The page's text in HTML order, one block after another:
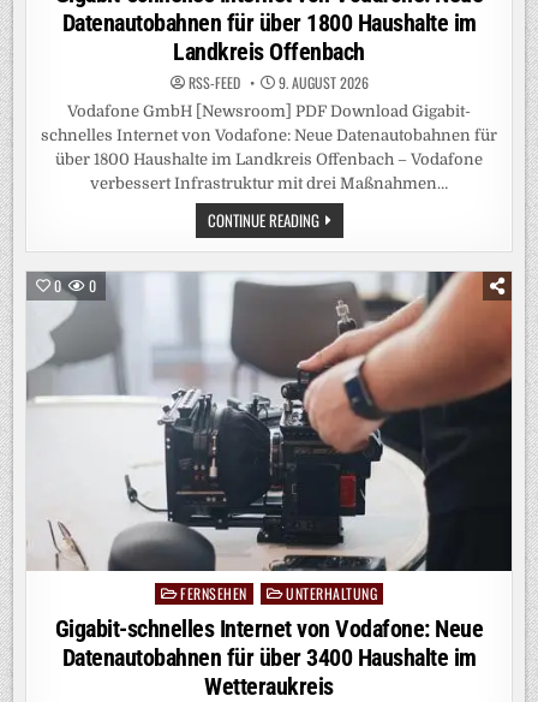
Datenautobahnen für über 1800 Haushalte im
Landkreis Offenbach
RSS-FEED 9. AUGUST 2026
Vodafone GmbH [Newsroom] PDF Download Gigabit-
schnelles Internet von Vodafone: Neue Datenautobahnen für
über 1800 Haushalte im Landkreis Offenbach – Vodafone
verbessert Infrastruktur mit drei Maßnahmen…
CONTINUE READINGGIGABIT-
SCHNELLES
INTERNET
VODAFONE:
NEUE
DATENAUTOBAHNEN
FÜR
ÜBER
1800
HAUSHALTE
IM
LANDKREIS
OFFENBACH
0 0
PostedFERNSEHEN UNTERHALTUNG
Gigabit-schnelles Internet von Vodafone: Neue
Datenautobahnen für über 3400 Haushalte im
Wetteraukreis